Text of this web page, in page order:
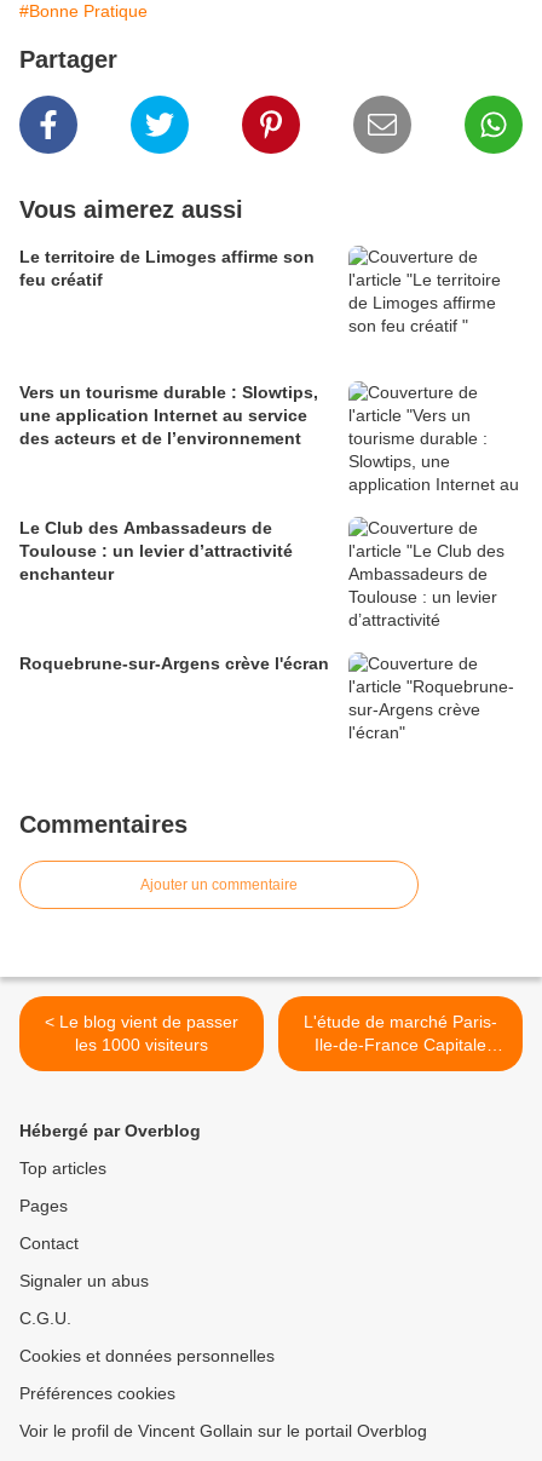
#Bonne Pratique
Partager
Vous aimerez aussi
Le territoire de Limoges affirme son
feu créatif
Vers un tourisme durable : Slowtips,
une application Internet au service
des acteurs et de l’environnement
Le Club des Ambassadeurs de
Toulouse : un levier d’attractivité
enchanteur
Roquebrune-sur-Argens crève l'écran
Commentaires
Ajouter un commentaire
< Le blog vient de passer
les 1000 visiteurs
L'étude de marché Paris-
Ile-de-France Capitale
Economique 2008 vient de
Hébergé par Overblog
Top articles
Pages
Contact
Signaler un abus
C.G.U.
Cookies et données personnelles
Préférences cookies
Voir le profil de Vincent Gollain sur le portail Overblog